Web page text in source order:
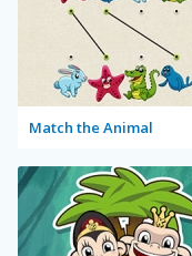
Match the Animal